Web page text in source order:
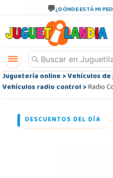
¿DÓNDE ESTÁ MI
Juguetería online>Vehículos
Vehículos radio control>Radio
DESCUENTOS DEL DÍA